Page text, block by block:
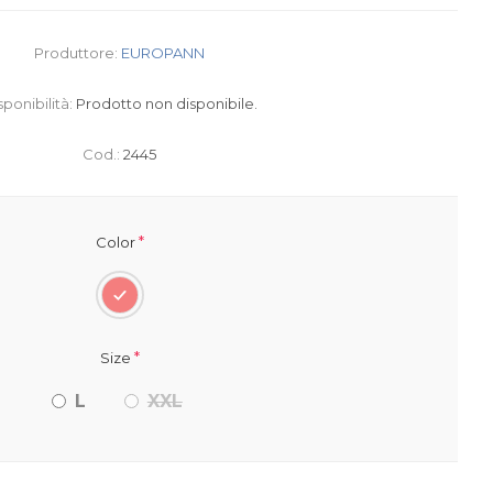
Produttore: EUROPANN
Prodotto non disponibile.
Cod.: 2445
Color*
Size *
L XXL